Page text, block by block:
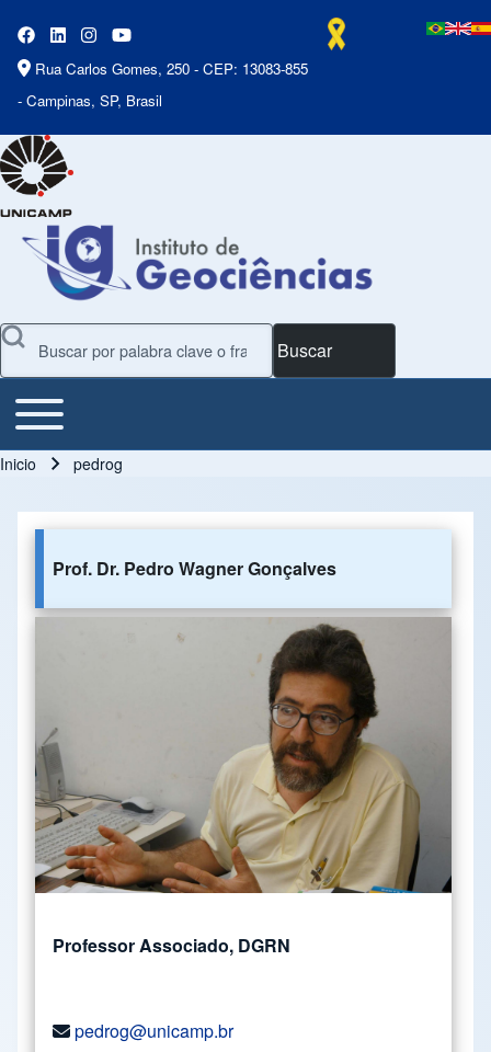
Rua Carlos Gomes, 250 - CEP: 13083-855
- Campinas, SP, Brasil
Buscar
Main Menu
Toggle main menu
Inicio pedrog
Prof. Dr. Pedro Wagner Gonçalves
Professor Associado, DGRN
pedrog@unicamp.br